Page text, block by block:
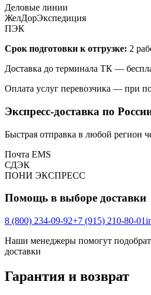
Деловые линии
ЖелДорЭкспедиция
ПЭК
Срок подготовки к отгрузке: 2
Доставка до терминала ТК —
Оплата услуг перевозчика — при
Экспресс-доставка по
Быстрая отправка в любой регион
Почта EMS
СДЭК
ПOНИ ЭКСПРЕСС
Помощь в выборе доставки
8 (800) 234-09-92+7 (915) 210-80-01
Наши менеджеры помогут
доставки
Гарантия и возврат